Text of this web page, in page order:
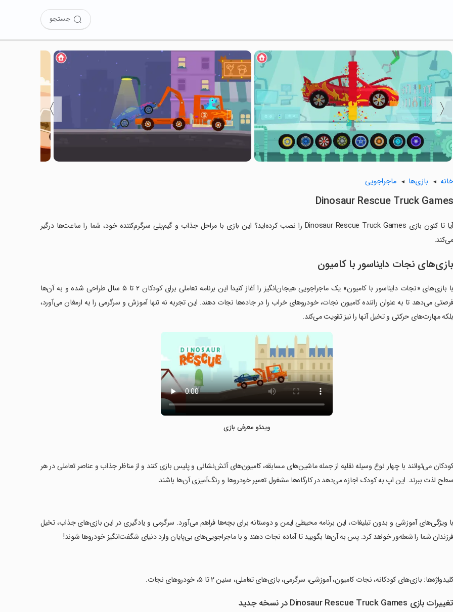
جستجو
〈
〉
خانه بازی‌ها ماجراجویی
Dinosaur Rescue Truck Games
آیا تا کنون بازی Dinosaur Rescue Truck Games را نصب کرده‌اید؟ این بازی با مراحل جذاب و گیم‌پلی سرگرم‌کننده خود، شما را ساعت‌ها درگیر
می‌کند.
بازی‌های نجات دایناسور با کامیون
با بازی‌های «نجات دایناسور با کامیون» یک ماجراجویی هیجان‌انگیز را آغاز کنید! این برنامه تعاملی برای کودکان ۲ تا ۵ سال طراحی شده و به آن‌ها
فرصتی می‌دهد تا به عنوان راننده کامیون نجات، خودروهای خراب را در جاده‌ها نجات دهند. این تجربه نه تنها آموزش و سرگرمی را به ارمغان می‌آورد،
بلکه مهارت‌های حرکتی و تخیل آنها را نیز تقویت می‌کند.
ویدئو معرفی بازی
‏کودکان می‌توانند با چهار نوع وسیله نقلیه از جمله ماشین‌های مسابقه، کامیون‌های آتش‌نشانی و پلیس بازی کنند و از مناظر جذاب و عناصر تعاملی در هر
سطح لذت ببرند. این اپ به کودک اجازه می‌دهد در کارگاه‌ها مشغول تعمیر خودروها و رنگ‌آمیزی آن‌ها باشند.
‏با ویژگی‌های آموزشی و بدون تبلیغات، این برنامه محیطی ایمن و دوستانه برای بچه‌ها فراهم می‌آورد. سرگرمی و یادگیری در این بازی‌های جذاب، تخیل
فرزندان شما را شعله‌ور خواهد کرد. پس به آن‌ها بگویید تا آماده نجات دهند و با ماجراجویی‌های بی‌پایان وارد دنیای شگفت‌انگیز خودروها شوند!
‏کلیدواژه‌ها: بازی‌های کودکانه، نجات کامیون، آموزشی، سرگرمی، بازی‌های تعاملی، سنین ۲ تا ۵، خودروهای نجات.
تغییرات بازی Dinosaur Rescue Truck Games در نسخه جدید